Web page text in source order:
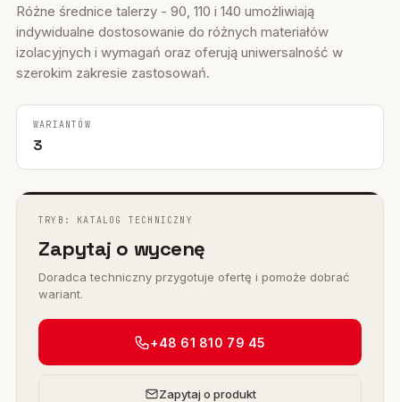
Uszczelniacze, piany kleje
Systemy fasadowe
Różne średnice talerzy - 90, 110 i 140 umożliwiają
indywidualne dostosowanie do różnych materiałów
izolacyjnych i wymagań oraz oferują uniwersalność w
szerokim zakresie zastosowań.
WARIANTÓW
3
TRYB: KATALOG TECHNICZNY
Zapytaj o wycenę
Doradca techniczny przygotuje ofertę i pomoże dobrać
wariant.
+48 61 810 79 45
Zapytaj o produkt